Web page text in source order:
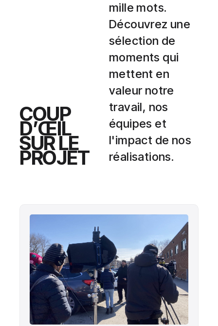
COUP
D’ŒIL
SUR LE
PROJET
mille mots.
Découvrez une
sélection de
moments qui
mettent en
valeur notre
travail, nos
équipes et
l'impact de nos
réalisations.